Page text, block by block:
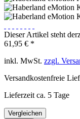
Dieser Artikel steht
61,95 € *
inkl. MwSt. zzgl.
Versandkostenfreie
Lieferzeit ca. 5 Tage
Vergleichen